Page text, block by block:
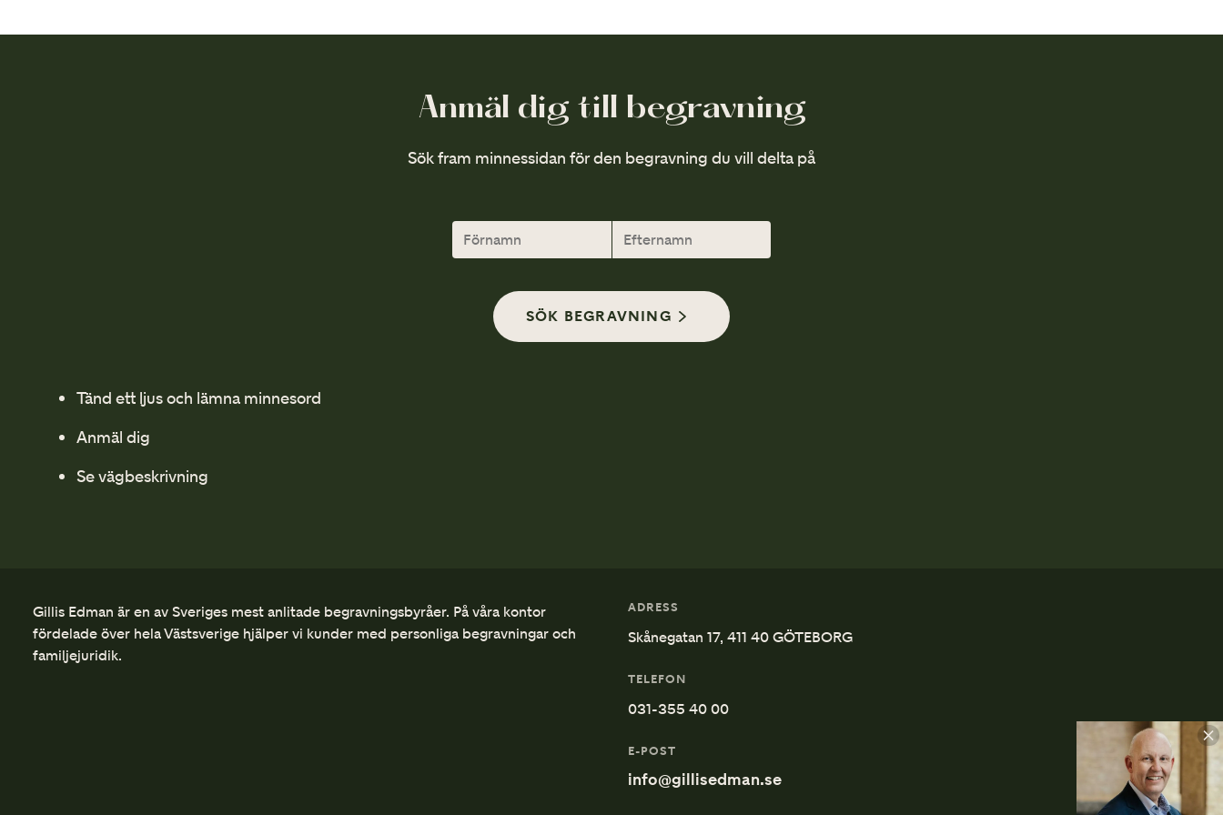
Anmäl dig till begravning
Sök fram minnessidan för den begravning du vill delta på
SÖK BEGRAVNING
Tänd ett ljus och lämna minnesord
Anmäl dig
Se vägbeskrivning
Gillis Edman är en av Sveriges mest anlitade begravningsbyråer. På våra kontor
fördelade över hela Västsverige hjälper vi kunder med personliga begravningar och
familjejuridik.
ADRESS
Skånegatan 17, 411 40 GÖTEBORG
TELEFON
031-355 40 00
E-POST
info@gillisedman.se